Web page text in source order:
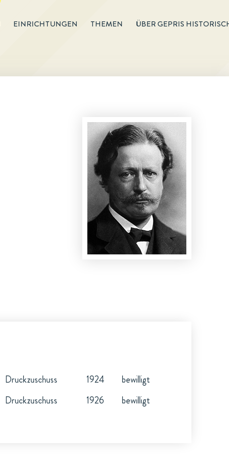
EINRICHTUNGEN THEMEN ÜBER GEPRIS
Druckzuschuss 1924
bewilligt
Druckzuschuss 1926 bewilligt